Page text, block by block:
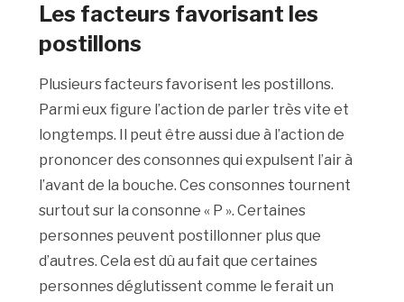
Les facteurs favorisant les
postillons
Plusieurs facteurs favorisent les postillons.
Parmi eux figure l’action de parler très vite et
longtemps. Il peut être aussi due à l’action de
prononcer des consonnes qui expulsent l’air à
l’avant de la bouche. Ces consonnes tournent
surtout sur la consonne « P ». Certaines
personnes peuvent postillonner plus que
d’autres. Cela est dû au fait que certaines
personnes déglutissent comme le ferait un